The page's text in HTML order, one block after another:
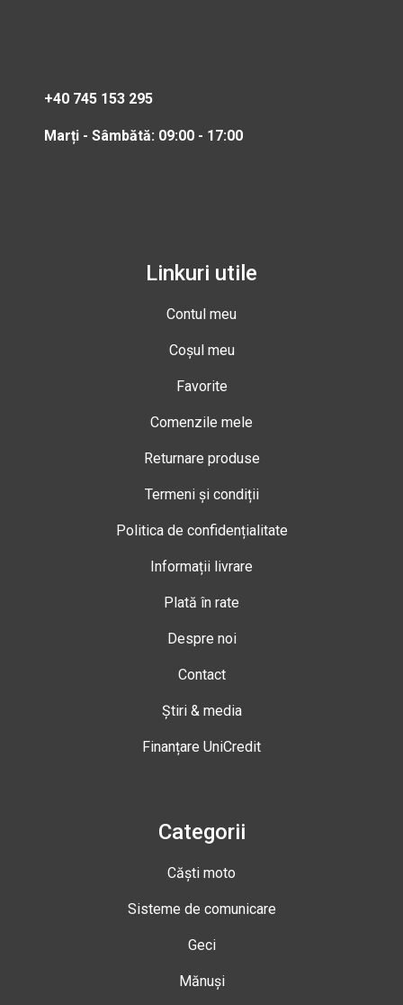
+40 745 153 295
Marți - Sâmbătă: 09:00 - 17:00
Linkuri utile
Contul meu
Coșul meu
Favorite
Comenzile mele
Returnare produse
Termeni și condiții
Politica de confidențialitate
Informații livrare
Plată în rate
Despre noi
Contact
Știri & media
Finanțare UniCredit
Categorii
Căști moto
Sisteme de comunicare
Geci
Mănuși